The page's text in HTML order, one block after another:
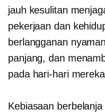
jauh kesulitan
pekerjaan dan
berlangganan
panjang, dan
pada hari-hari
Kebiasaan